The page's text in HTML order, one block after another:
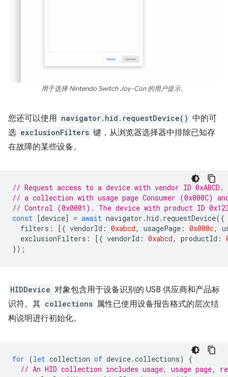
用于选择 Nintendo Switch Joy-Con 的用户提示。
您还可以使用 navigator.hid.requestDevice() 中的可
选 exclusionFilters 键，从浏览器选择器中排除已知存
在故障的某些设备。
// Request access to a device with vendor ID
// a collection with usage page Consumer (0x000C) and
// Control (0x0001). The device with product ID
const [device] = await navigator .hid . requestDevice({
filters : [{ vendorId : 0xabcd, usagePage : 0x000c,
exclusionFilters : [{ vendorId : 0xabcd, productId :
});
HIDDevice 对象包含用于设备识别的 USB 供应商和产品标
识符。其 collections 属性已使用设备报告格式的层次结
构说明进行初始化。
for (let collection of device.collections)
{
// An HID collection includes usage, usage page,